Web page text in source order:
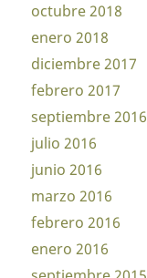
octubre 2018
enero 2018
diciembre 2017
febrero 2017
septiembre 2016
julio 2016
junio 2016
marzo 2016
febrero 2016
enero 2016